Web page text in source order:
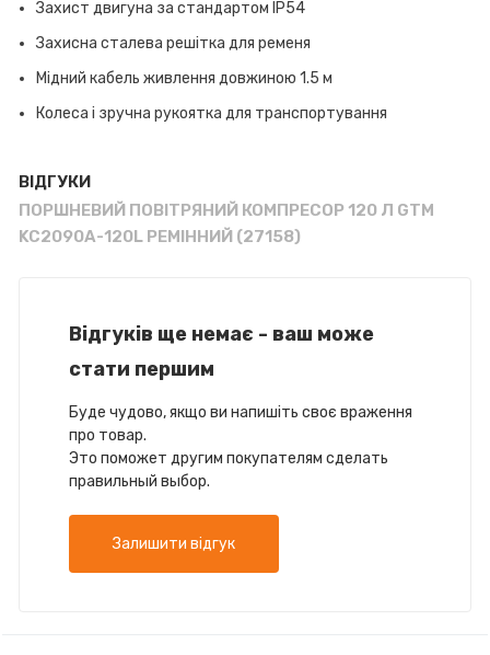
Захист двигуна за стандартом IP54
Захисна сталева решітка для ременя
Мідний кабель живлення довжиною 1.5 м
Колеса і зручна рукоятка для транспортування
ВІДГУКИ
ПОРШНЕВИЙ ПОВІТРЯНИЙ КОМПРЕСОР 120 Л GTM
KC2090A-120L РЕМІННИЙ (27158)
Відгуків ще немає - ваш може
стати першим
Буде чудово, якщо ви напишіть своє враження
про товар.
Это поможет другим покупателям сделать
правильный выбор.
Залишити відгук